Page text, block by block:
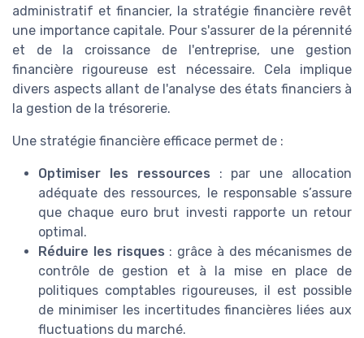
administratif et financier, la stratégie financière revêt
une importance capitale. Pour s'assurer de la pérennité
et de la croissance de l'entreprise, une gestion
financière rigoureuse est nécessaire. Cela implique
divers aspects allant de l'analyse des états financiers à
la gestion de la trésorerie.
Une stratégie financière efficace permet de :
Optimiser les ressources : par une allocation
adéquate des ressources, le responsable s’assure
que chaque euro brut investi rapporte un retour
optimal.
Réduire les risques : grâce à des mécanismes de
contrôle de gestion et à la mise en place de
politiques comptables rigoureuses, il est possible
de minimiser les incertitudes financières liées aux
fluctuations du marché.